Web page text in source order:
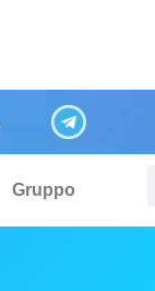
Gruppo